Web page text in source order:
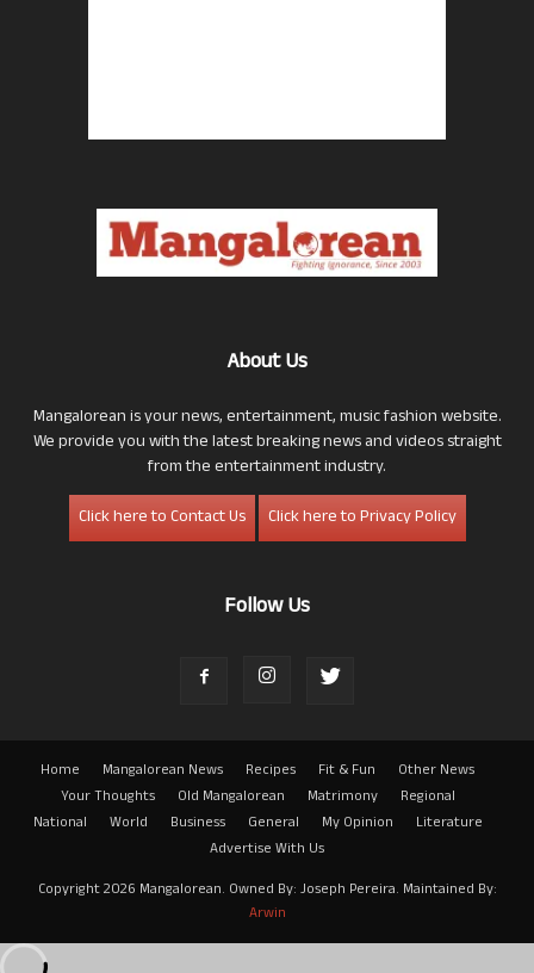
About Us
Mangalorean is your news, entertainment, music fashion website.
We provide you with the latest breaking news and videos straight
from the entertainment industry.
Click here to Contact Us
Click here to Privacy Policy
Follow Us
Home Mangalorean News Recipes Fit & Fun
Other News
Your Thoughts
Old Mangalorean Matrimony
Regional
National
World Business General My Opinion
Literature
Advertise With Us
Copyright 2026 Mangalorean. Owned By: Joseph Pereira. Maintained By:
Arwin